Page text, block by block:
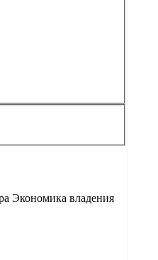
Экономика владения